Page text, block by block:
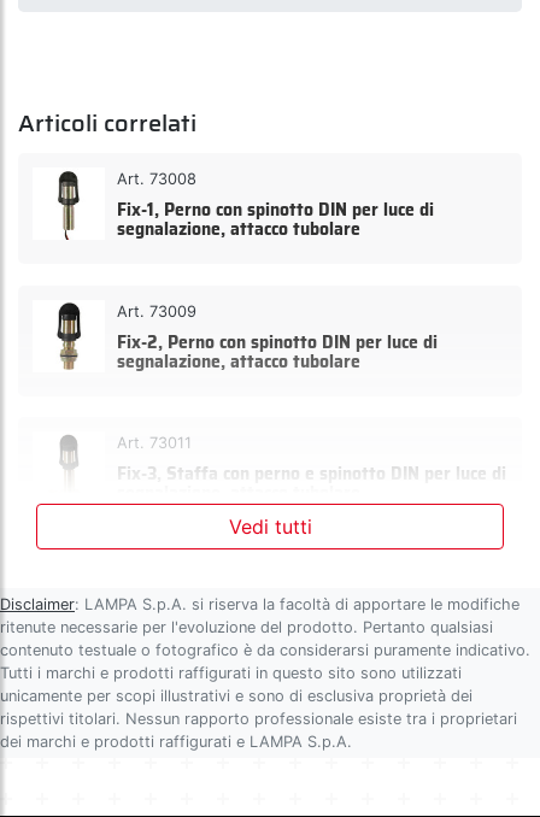
Articoli correlati
Art. 73008
Fix-1, Perno con spinotto DIN per luce di
segnalazione, attacco tubolare
Art. 73009
Fix-2, Perno con spinotto DIN per luce di
segnalazione, attacco tubolare
Art. 73011
Fix-3, Staffa con perno e spinotto DIN per luce di
Fix-4, Staffa con perno e spinotto DIN per luce di
segnalazione, attacco tubolare
Art. 73013
Fix-5, Staffa con perno e spinotto DIN per luce di
segnalazione, attacco tubolare
Vedi tutti
Disclaimer: LAMPA S.p.A. si riserva la facoltà di apportare le modifiche
ritenute necessarie per l'evoluzione del prodotto. Pertanto qualsiasi
contenuto testuale o fotografico è da considerarsi puramente indicativo.
Tutti i marchi e prodotti raffigurati in questo sito sono utilizzati
unicamente per scopi illustrativi e sono di esclusiva proprietà dei
rispettivi titolari. Nessun rapporto professionale esiste tra i proprietari
dei marchi e prodotti raffigurati e LAMPA S.p.A.